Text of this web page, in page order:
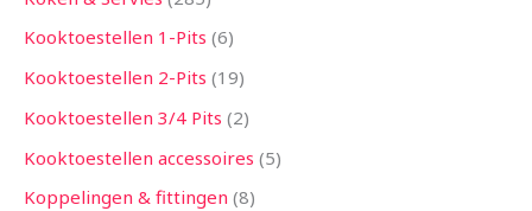
Kooktoestellen 1-Pits 6
Kooktoestellen 2-Pits 19
Kooktoestellen 3/4 Pits 2
Kooktoestellen accessoires 5
Koppelingen & fittingen 8